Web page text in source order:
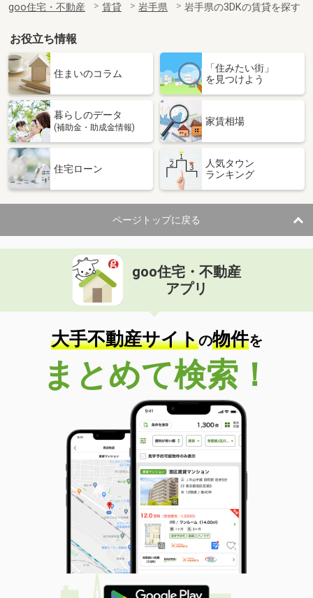
専有面積
50.24m²
岩手県一関市山目町２丁目
岩手県一関市山目町２丁目
専有面積
間取り
2LDK
岩手県奥州市江刺豊田町１丁目
価 格
5.30万円
専有面積 52.27m²
間取り
2LDK
岩手県北上市柳原町５丁目
価 格
岩手県北上市柳原町５丁目
専有面積
43.47m²
間取り
1LDK
岩手県奥州市水沢泉町
3.60万円
岩手県奥州市水沢泉町
専有面積 35m²
間取り
2K
岩手県花巻市材木町
価 格
5万円
住 所
岩手県花巻市材木町
専有面積 40m²
間取り
岩手県奥州市水沢字桜屋敷
goo住宅・不動産 賃貸 岩手県 岩手県の3DKの賃貸を探す
お役立ち情報
住まいのコラム
「住みたい街」
を見つけよう
暮らしのデータ
(補助金・助成金情報)
家賃相場
住宅ローン
人気タウン
ランキング
ページトップに戻る
goo住宅・不動産
アプリ
大手不動産サイトの物件を
まとめて検索！